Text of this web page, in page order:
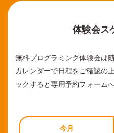
体験会ス
無料プログラミング体験会は
カレンダーで日程をご確認の
ックすると専用予約フォーム
今月